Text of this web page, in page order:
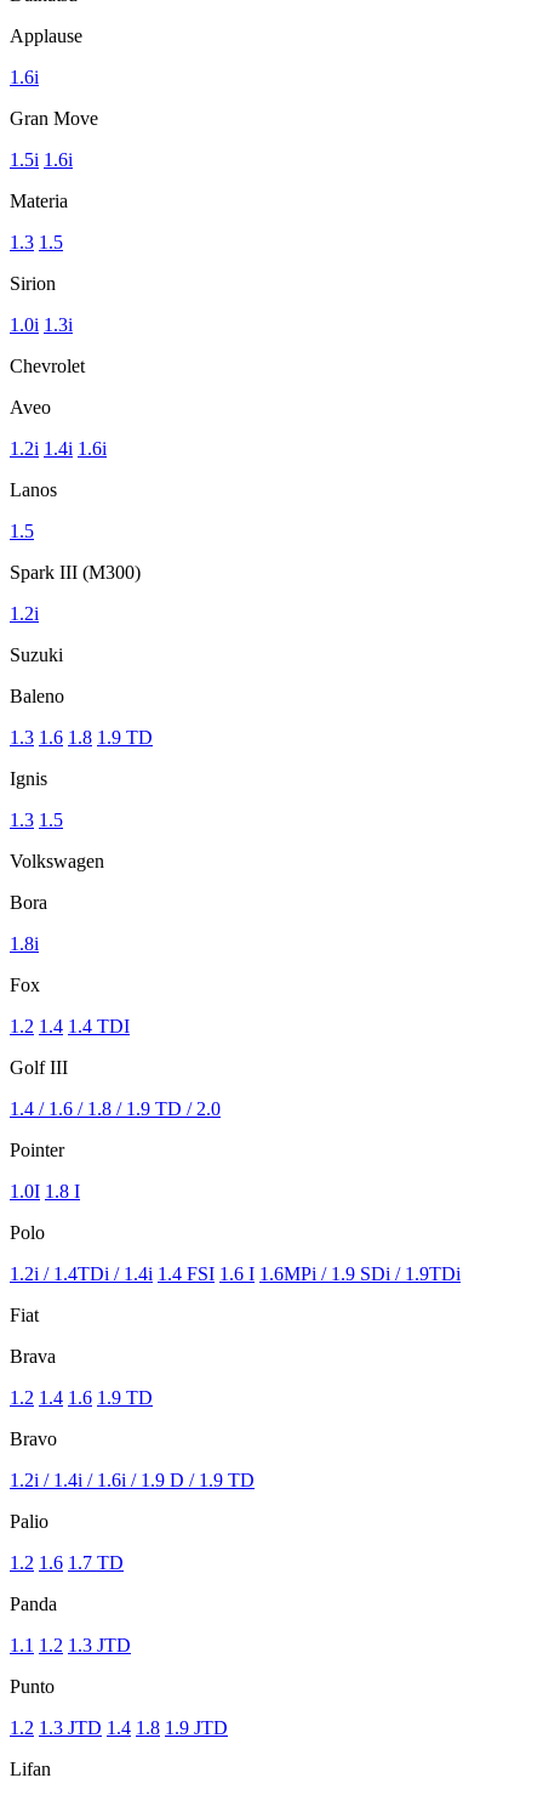
Applause
1.6i
Gran Move
1.5i 1.6i
Materia
1.3 1.5
Sirion
1.0i 1.3i
Chevrolet
Aveo
1.2i 1.4i 1.6i
Lanos
1.5
Spark III (M300)
1.2i
Suzuki
Baleno
1.3 1.6 1.8 1.9 TD
Ignis
1.3 1.5
Volkswagen
Bora
1.8i
Fox
1.2 1.4 1.4 TDI
Golf III
1.4 / 1.6 / 1.8 / 1.9 TD / 2.0
Pointer
1.0I 1.8 I
Polo
1.2i / 1.4TDi / 1.4i 1.4 FSI 1.6 I 1.6MPi / 1.9 SDi / 1.9TDi
Fiat
Brava
1.2 1.4 1.6 1.9 TD
Bravo
1.2i / 1.4i / 1.6i / 1.9 D / 1.9 TD
Palio
1.2 1.6 1.7 TD
Panda
1.1 1.2 1.3 JTD
Punto
1.2 1.3 JTD 1.4 1.8 1.9 JTD
Lifan